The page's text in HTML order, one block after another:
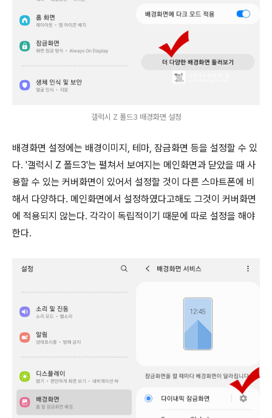
갤럭시 Z 폴드3 배경화면 설정
배경화면 설정에는 배경이미지, 테마, 잠금화면 등을 설정할 수 있
다. '갤럭시 Z 폴드3'는 펼쳐서 보여지는 메인화면과 닫았을 때 사
용할 수 있는 커버화면이 있어서 설정할 것이 다른 스마트폰에 비
해서 다양하다. 메인화면에서 설정하였다고해도 그것이 커버화면
에 적용되지 않는다. 각각이 독립적이기 때문에 따로 설정을 해야
한다.